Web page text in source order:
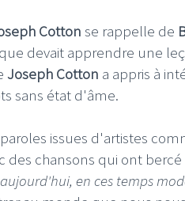
Cotton se rappelle de
devait apprendre une
Joseph Cotton a appris à
sans état d'âme.
issues d'artistes
des chansons qui ont
en ces temps